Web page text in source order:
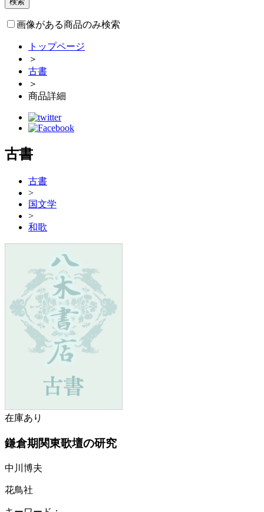
画像がある商品のみ検索
トップページ
＞
古書
＞
商品詳細
古書
古書
>
国文学
>
和歌
在庫あり
鎌倉期関東歌壇の研究
中川博夫
花鳥社